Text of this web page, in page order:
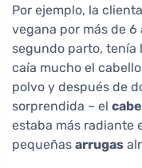
Por ejemplo, la
vegana por más de 6
segundo parto, tenía
caía mucho el
polvo y después de
sorprendida – el
estaba más radiante
pequeñas arrugas